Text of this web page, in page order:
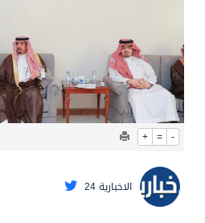
+ = -
الاخبارية 24